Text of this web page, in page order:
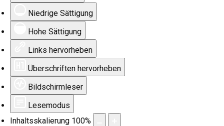
Niedrige Sättigung
Hohe Sättigung
Links hervorheben
Überschriften hervorheben
Bildschirmleser
Lesemodus
Inhaltsskalierung 100%